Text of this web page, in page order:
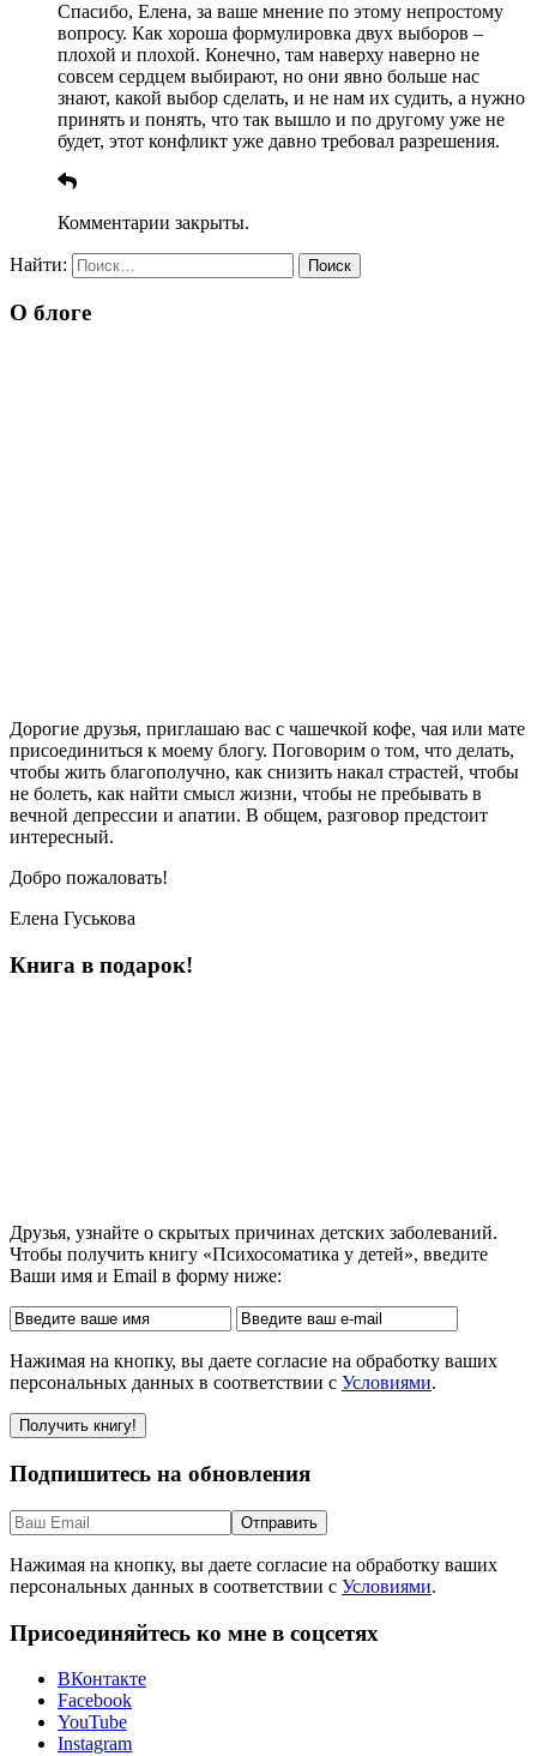
Спасибо, Елена, за ваше мнение по этому непростому
вопросу. Как хороша формулировка двух выборов –
плохой и плохой. Конечно, там наверху наверно не
совсем сердцем выбирают, но они явно больше нас
знают, какой выбор сделать, и не нам их судить, а нужно
принять и понять, что так вышло и по другому уже не
будет, этот конфликт уже давно требовал разрешения.
Комментарии закрыты.
Найти:
О блоге
Дорогие друзья, приглашаю вас с чашечкой кофе, чая или мате
присоединиться к моему блогу. Поговорим о том, что делать,
чтобы жить благополучно, как снизить накал страстей, чтобы
не болеть, как найти смысл жизни, чтобы не пребывать в
вечной депрессии и апатии. В общем, разговор предстоит
интересный.
Добро пожаловать!
Елена Гуськова
Книга в подарок!
Друзья, узнайте о скрытых причинах детских заболеваний.
Чтобы получить книгу «Психосоматика у детей», введите
Ваши имя и Email в форму ниже:
Нажимая на кнопку, вы даете согласие на обработку ваших
персональных данных в соответствии с Условиями.
Подпишитесь на обновления
Нажимая на кнопку, вы даете согласие на обработку ваших
персональных данных в соответствии с Условиями.
Присоединяйтесь ко мне в соцсетях
ВКонтакте
Facebook
YouTube
Instagram